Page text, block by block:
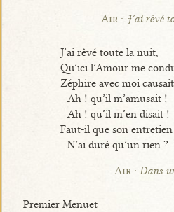
Air : J’ai rêvé
J’ai rêvé toute la nuit,
Qu’ici l’Amour me
Zéphire avec moi
Ah ! qu’il m’amusait !
Ah ! qu’il m’en disait !
Faut-il que son entretien
N’ai duré qu’un rien ?
Air :Dans
Premier Menuet